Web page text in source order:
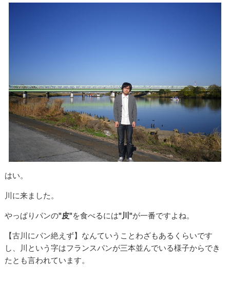
はい。
川に来ました。
やっぱりパンの"皮"を食べるには"川"が一番ですよね。
【古川にパン絶えず】なんていうことわざもあるくらいです
し、川という字はフランスパンが三本並んでいる様子からでき
たとも言われています。